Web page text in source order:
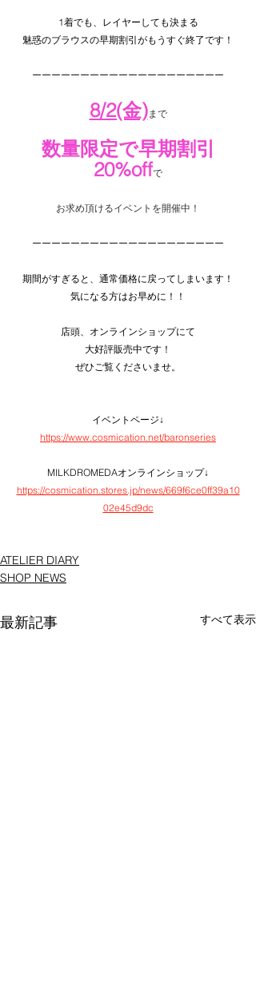
1着でも、レイヤーしても決まる
魅惑のブラウスの早期割引がもうすぐ終了です！
ーーーーーーーーーーーーーーーーーーーー
8/2(金)まで
数量限定で早期割引
20%offで
お求め頂けるイベントを開催中！
ーーーーーーーーーーーーーーーーーーーー
期間がすぎると、通常価格に戻ってしまいます！
気になる方はお早めに！！
店頭、オンラインショップにて
大好評販売中です！
ぜひご覧くださいませ。
イベントページ↓
https://www.cosmication.net/baronseries
MILKDROMEDAオンラインショップ↓
https://cosmication.stores.jp/news/669f6ce0ff39a10
02e45d9dc
ATELIER DIARY
SHOP NEWS
最新記事 すべて表示